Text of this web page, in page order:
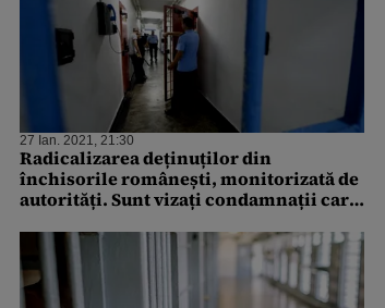
27 Ian. 2021, 21:30
Radicalizarea deținuților din
închisorile românești, monitorizată de
autorități. Sunt vizați condamnații care
Orientul Mijlociu (EXCLUSIV)